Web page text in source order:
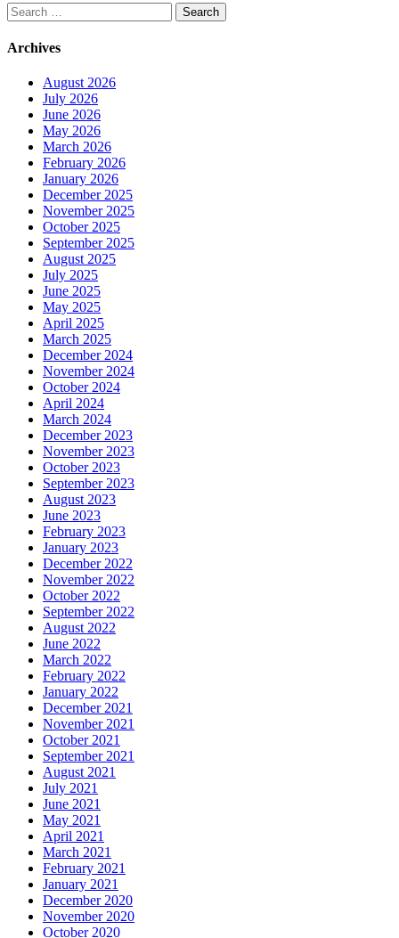
Search
for:
Archives
August 2026
July 2026
June 2026
May 2026
March 2026
February 2026
January 2026
December 2025
November 2025
October 2025
September 2025
August 2025
July 2025
June 2025
May 2025
April 2025
March 2025
December 2024
November 2024
October 2024
April 2024
March 2024
December 2023
November 2023
October 2023
September 2023
August 2023
June 2023
February 2023
January 2023
December 2022
November 2022
October 2022
September 2022
August 2022
June 2022
March 2022
February 2022
January 2022
December 2021
November 2021
October 2021
September 2021
August 2021
July 2021
June 2021
May 2021
April 2021
March 2021
February 2021
January 2021
December 2020
November 2020
October 2020